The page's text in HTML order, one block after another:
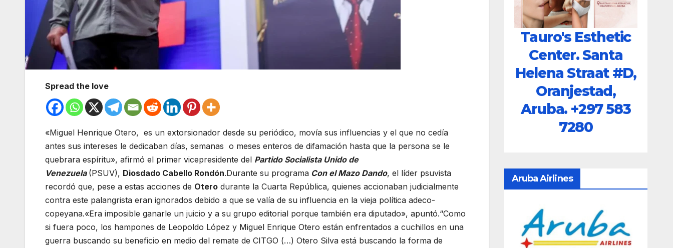
Spread the love
«Miguel Henrique Otero, es un extorsionador desde su periódico, movía sus influencias y el que no cedía
antes sus intereses le dedicaban días, semanas o meses enteros de difamación hasta que la persona se le
quebrara espíritu», afirmó el primer vicepresidente del Partido Socialista Unido de
Venezuela (PSUV), Diosdado Cabello Rondón.Durante su programa Con el Mazo Dando, el líder psuvista
recordó que, pese a estas acciones de Otero durante la Cuarta República, quienes accionaban judicialmente
contra este palangrista eran ignorados debido a que se valía de su influencia en la vieja política adeco-
copeyana.«Era imposible ganarle un juicio y a su grupo editorial porque también era diputado», apuntó.“Como
si fuera poco, los hampones de Leopoldo López y Miguel Enrique Otero están enfrentados a cuchillos en una
guerra buscando su beneficio en medio del remate de CITGO (…) Otero Silva está buscando la forma de
Tauro's Esthetic
Center. Santa
Helena Straat #D,
Oranjestad,
Aruba. +297 583
7280
Aruba Airlines